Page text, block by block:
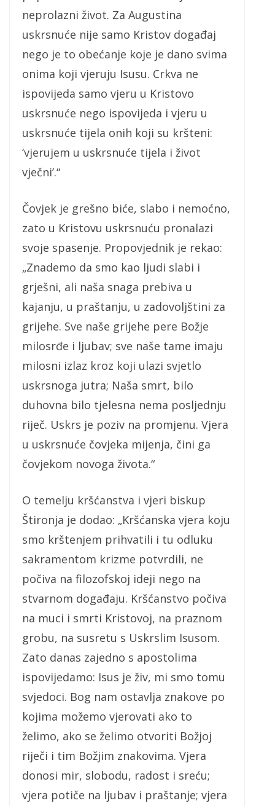
neprolazni život. Za Augustina
uskrsnuće nije samo Kristov događaj
nego je to obećanje koje je dano svima
onima koji vjeruju Isusu. Crkva ne
ispovijeda samo vjeru u Kristovo
uskrsnuće nego ispovijeda i vjeru u
uskrsnuće tijela onih koji su kršteni:
‘vjerujem u uskrsnuće tijela i život
vječni’.“
Čovjek je grešno biće, slabo i nemoćno,
zato u Kristovu uskrsnuću pronalazi
svoje spasenje. Propovjednik je rekao:
„Znademo da smo kao ljudi slabi i
grješni, ali naša snaga prebiva u
kajanju, u praštanju, u zadovoljštini za
grijehe. Sve naše grijehe pere Božje
milosrđe i ljubav; sve naše tame imaju
milosni izlaz kroz koji ulazi svjetlo
uskrsnoga jutra; Naša smrt, bilo
duhovna bilo tjelesna nema posljednju
riječ. Uskrs je poziv na promjenu. Vjera
u uskrsnuće čovjeka mijenja, čini ga
čovjekom novoga života.“
O temelju kršćanstva i vjeri biskup
Štironja je dodao: „Kršćanska vjera koju
smo krštenjem prihvatili i tu odluku
sakramentom krizme potvrdili, ne
počiva na filozofskoj ideji nego na
stvarnom događaju. Kršćanstvo počiva
na muci i smrti Kristovoj, na praznom
grobu, na susretu s Uskrslim Isusom.
Zato danas zajedno s apostolima
ispovijedamo: Isus je živ, mi smo tomu
svjedoci. Bog nam ostavlja znakove po
kojima možemo vjerovati ako to
želimo, ako se želimo otvoriti Božjoj
riječi i tim Božjim znakovima. Vjera
donosi mir, slobodu, radost i sreću;
vjera potiče na ljubav i praštanje; vjera